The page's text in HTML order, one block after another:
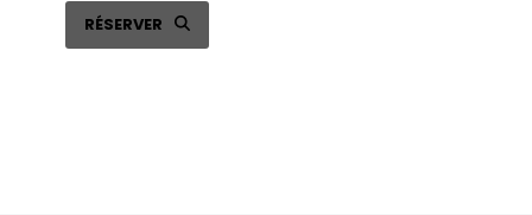
RÉSERVER